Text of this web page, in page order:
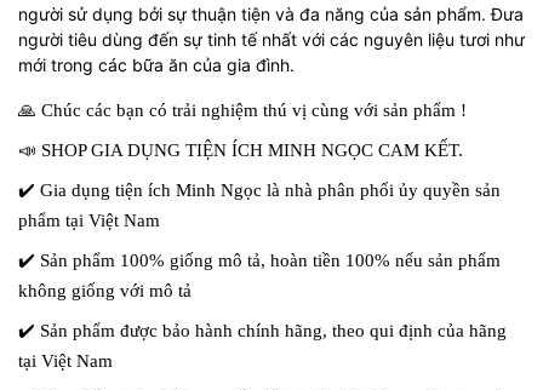
người sử dụng bởi sự thuận tiện và đa năng của sản phẩm. Đưa
người tiêu dùng đến sự tinh tế nhất với các nguyên liệu tươi như
mới trong các bữa ăn của gia đình.
🙏 Chúc các bạn có trải nghiệm thú vị cùng với sản phẩm !
📣 SHOP GIA DỤNG TIỆN ÍCH MINH NGỌC CAM KẾT.
✔ ️ Gia dụng tiện ích Minh Ngọc là nhà phân phối ủy quyền sản
phẩm tại Việt Nam
✔ ️ Sản phẩm 100% giống mô tả, hoàn tiền 100% nếu sản phẩm
không giống với mô tả
✔ ️ Sản phẩm được bảo hành chính hãng, theo qui định của hãng
tại Việt Nam